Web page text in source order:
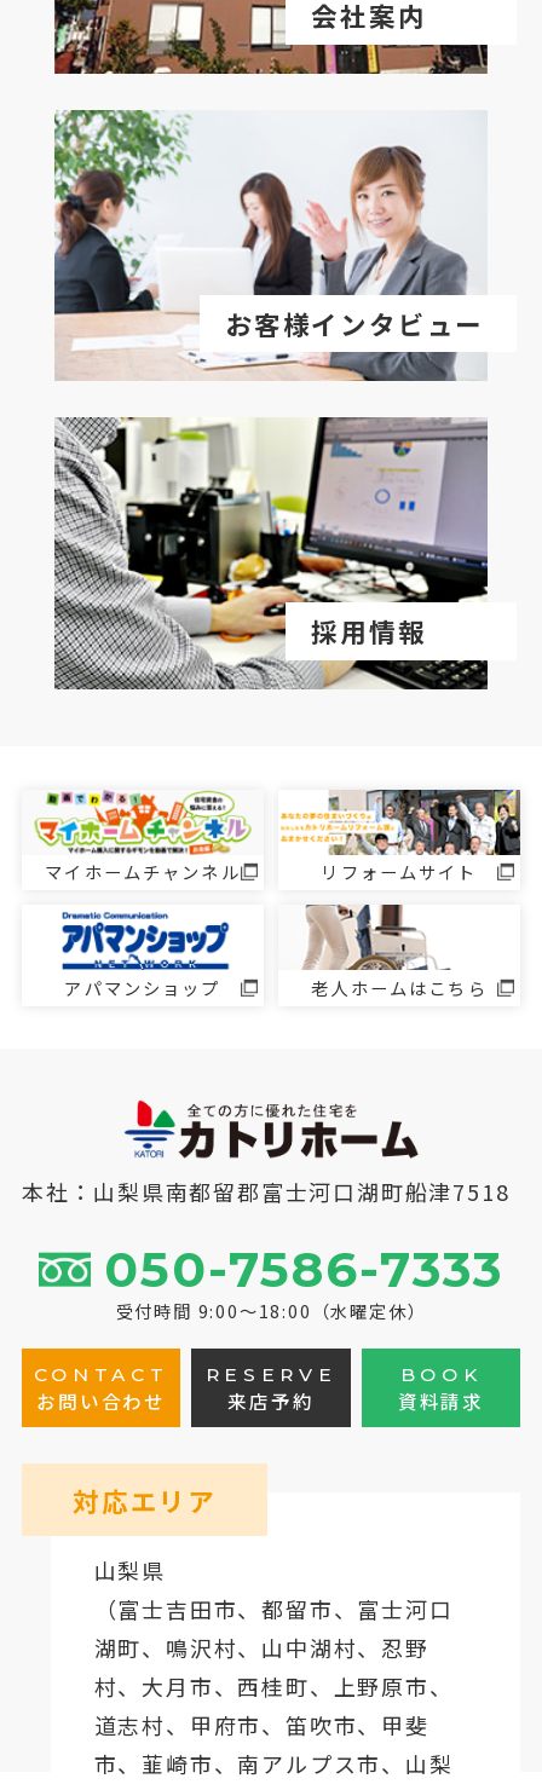
会社案内
お客様インタビュー
採用情報
マイホームチャンネル リフォームサイト
アパマンショップ 老人ホームはこちら
本社：山梨県南都留郡富士河口湖町船津7518
050-7586-7333
受付時間 9:00～18:00（水曜定休）
CONTACT
お問い合わせ
RESERVE
来店予約
BOOK
資料請求
対応エリア
山梨県
（富士吉田市、都留市、 富士河口
湖町、鳴沢村、山中湖村、忍野
村、 大月市、西桂町、上野原市、
道志村、 甲府市、笛吹市、甲斐
市、韮崎市、南アルプス市、山梨